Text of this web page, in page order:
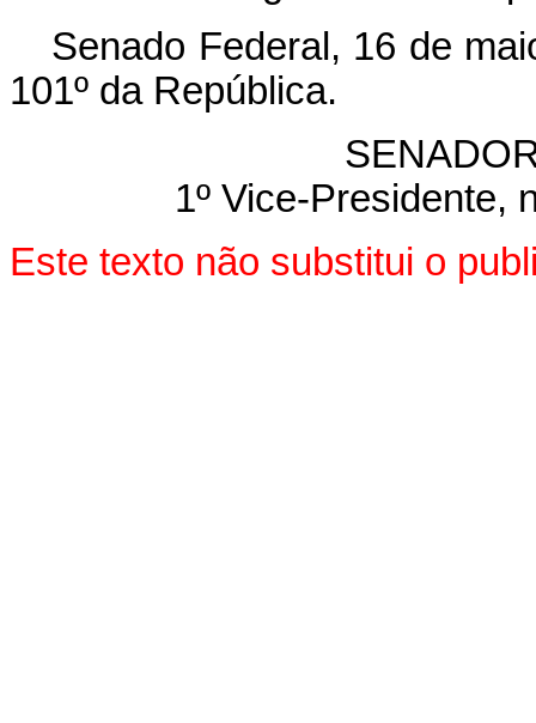
Senado Federal, 16 de
101º da República.
1º Vice-Presidente,
Este texto não substitui o